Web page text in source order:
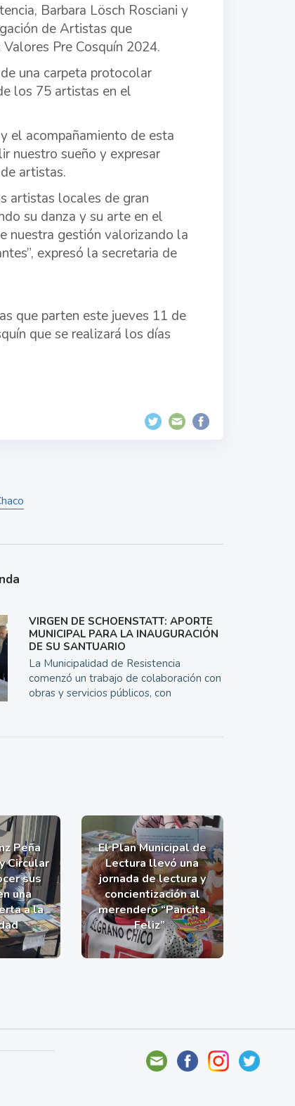
Barbara Lösch Rosciani y
de Artistas que
Pre Cosquín 2024.
una carpeta protocolar
los 75 artistas en el
el acompañamiento de esta
nuestro sueño y expresar
artistas.
artistas locales de gran
su danza y su arte en el
nuestra gestión valorizando la
expresó la secretaria de
que parten este jueves 11 de
que se realizará los días
VIRGEN DE SCHOENSTATT: APORTE
MUNICIPAL PARA LA INAUGURACIÓN
DE SU SANTUARIO
La Municipalidad de Resistencia
comenzó un trabajo de colaboración con
obras y servicios públicos, con
Peña
Circular
sus
una
a la
El Plan Municipal de
Lectura llevó una
jornada de lectura y
concientización al
merendero “Pancita
Feliz”